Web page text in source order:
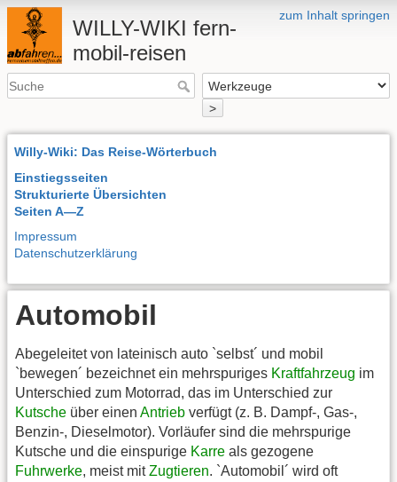
zum Inhalt springen
WILLY-WIKI fern-
mobil-reisen
>
Willy-Wiki: Das Reise-Wörterbuch
Einstiegsseiten
Strukturierte Übersichten
Seiten A—Z
Impressum
Datenschutzerklärung
Automobil
Abegeleitet von lateinisch auto `selbst´ und mobil
`bewegen´ bezeichnet ein mehrspuriges Kraftfahrzeug im
Unterschied zum Motorrad, das im Unterschied zur
Kutsche über einen Antrieb verfügt (z. B. Dampf-, Gas-,
Benzin-, Dieselmotor). Vorläufer sind die mehrspurige
Kutsche und die einspurige Karre als gezogene
Fuhrwerke, meist mitZugtieren. `Automobil´ wird oft